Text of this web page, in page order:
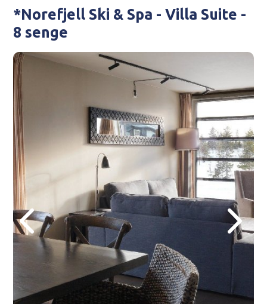
*Norefjell Ski & Spa - Villa Suite -
8 senge